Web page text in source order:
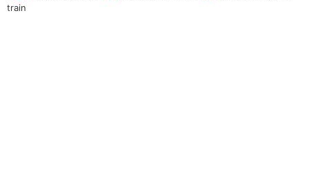
train